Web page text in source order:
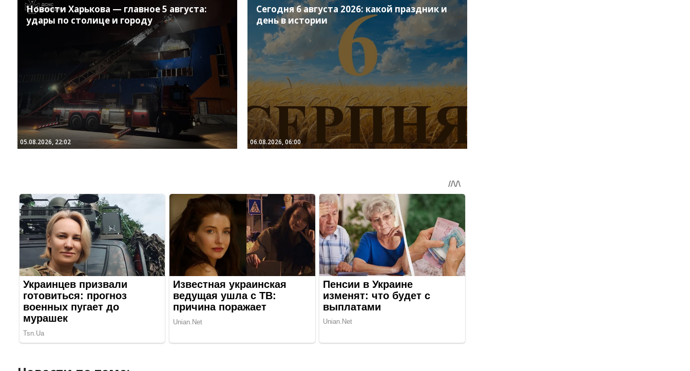
Новости Харькова — главное 5 августа:
удары по столице и городу
05.08.2026, 22:02
Сегодня 6 августа 2026: какой праздник и
день в истории
06.08.2026, 06:00